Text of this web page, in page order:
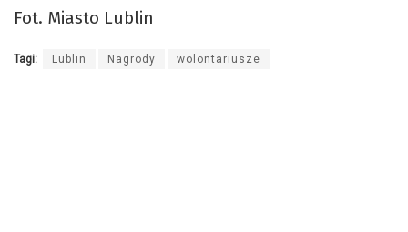
Fot. Miasto Lublin
Tagi: Lublin Nagrody wolontariusze